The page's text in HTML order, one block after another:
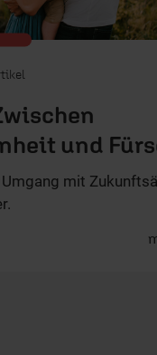
und
mit